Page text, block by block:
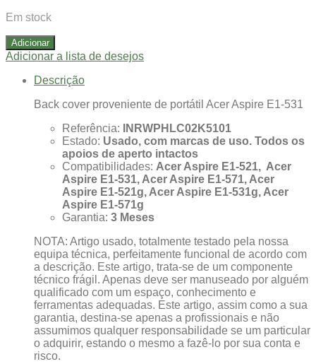
Em stock
Adicionar
Adicionar a lista de desejos
Descrição
Back cover proveniente de portátil Acer Aspire E1-531
Referência:
INRWPHLC02K5101
Estado: Usado, com marcas de uso. Todos os
apoios de aperto intactos
Compatibilidades: Acer Aspire E1-521, Acer
Aspire E1-531, Acer Aspire E1-571, Acer
Aspire E1-521g, Acer Aspire E1-531g, Acer
Aspire E1-571g
Garantia: 3 Meses
NOTA: Artigo usado, totalmente testado pela nossa
equipa técnica, perfeitamente funcional de acordo com
a descrição. Este artigo, trata-se de um componente
técnico frágil. Apenas deve ser manuseado por alguém
qualificado com um espaço, conhecimento e
ferramentas adequadas. Este artigo, assim como a sua
garantia, destina-se apenas a profissionais e não
assumimos qualquer responsabilidade se um particular
o adquirir, estando o mesmo a fazê-lo por sua conta e
risco.